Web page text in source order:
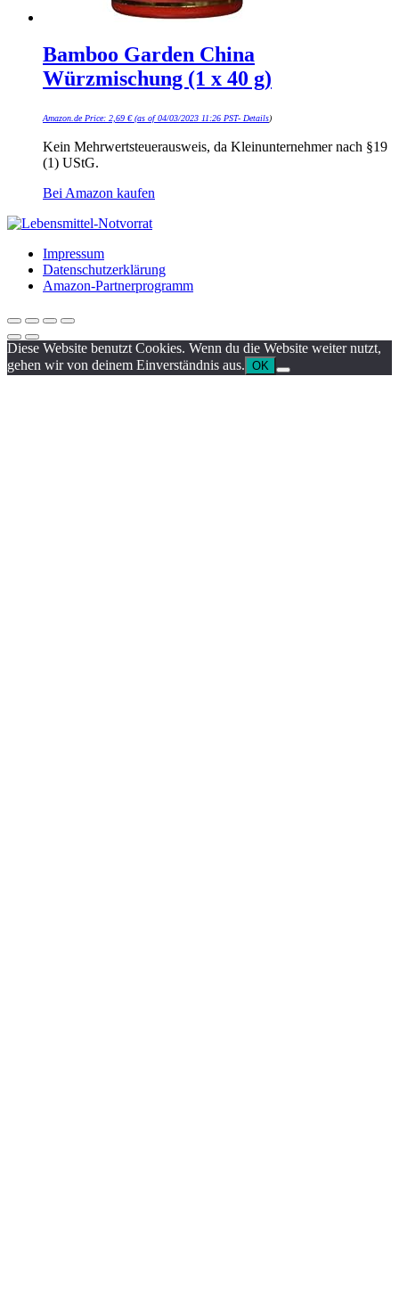
Bamboo Garden China
Würzmischung (1 x 40 g)
Amazon.de Price: 2,69 €(as of 04/03/2023 11:26 PST- Details)
Kein Mehrwertsteuerausweis, da Kleinunternehmer nach §19
(1) UStG.
Bei Amazon kaufen
Impressum
Datenschutzerklärung
Amazon-Partnerprogramm
Diese Website benutzt Cookies. Wenn du die Website weiter nutzt,
gehen wir von deinem Einverständnis aus. OK